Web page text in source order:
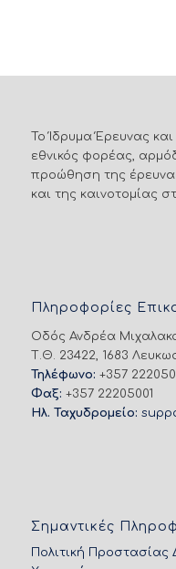
Το Ίδρυμα Έρευνας
εθνικός φορέας,
προώθηση της
και της καινοτομίας
Πληροφορίες
Οδός Ανδρέα
Τ.Θ. 23422, 1683
Τηλέφωνο: +357
Φαξ: +357 22205001
Ηλ. Ταχυδρομείο:
Σημαντικές
Πολιτική